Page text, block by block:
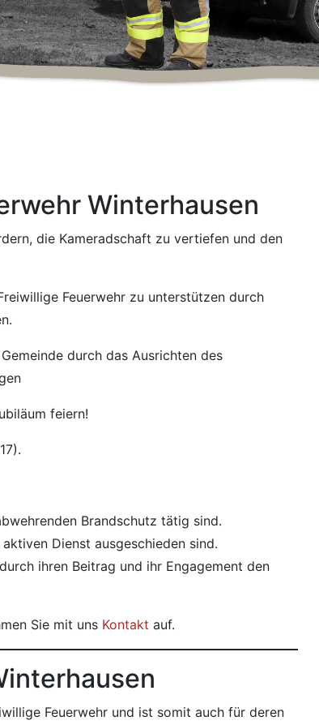
Winterhausen
die Kameradschaft zu vertiefen und den
Feuerwehr zu unterstützen durch
durch das Ausrichten des
feiern!
Brandschutz tätig sind.
Dienst ausgeschieden sind.
ihren Beitrag und ihr Engagement den
Sie mit uns Kontakt auf.
Feuerwehr und ist somit auch für deren